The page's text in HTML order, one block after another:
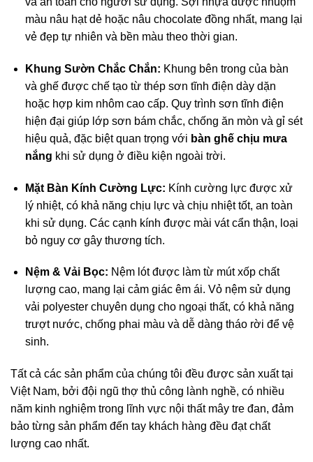
màu nâu hạt dẻ hoặc nâu chocolate đồng nhất, mang lại
vẻ đẹp tự nhiên và bền màu theo thời gian.
Khung Sườn Chắc Chắn: Khung bên trong của bàn
và ghế được chế tạo từ thép sơn tĩnh điện dày dặn
hoặc hợp kim nhôm cao cấp. Quy trình sơn tĩnh điện
hiện đại giúp lớp sơn bám chắc, chống ăn mòn và gỉ sét
hiệu quả, đặc biệt quan trọng với bàn ghế chịu mưa
nắng khi sử dụng ở điều kiện ngoài trời.
Mặt Bàn Kính Cường Lực: Kính cường lực được xử
lý nhiệt, có khả năng chịu lực và chịu nhiệt tốt, an toàn
khi sử dụng. Các cạnh kính được mài vát cẩn thận, loại
bỏ nguy cơ gây thương tích.
Nệm & Vải Bọc: Nệm lót được làm từ mút xốp chất
lượng cao, mang lại cảm giác êm ái. Vỏ nệm sử dụng
vải polyester chuyên dụng cho ngoại thất, có khả năng
trượt nước, chống phai màu và dễ dàng tháo rời để vệ
sinh.
Tất cả các sản phẩm của chúng tôi đều được sản xuất tại
Việt Nam, bởi đội ngũ thợ thủ công lành nghề, có nhiều
năm kinh nghiệm trong lĩnh vực nội thất mây tre đan, đảm
bảo từng sản phẩm đến tay khách hàng đều đạt chất
lượng cao nhất.